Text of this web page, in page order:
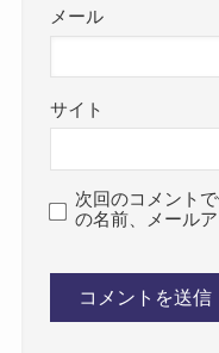
メール
サイト
次回のコメント
の名前、メール